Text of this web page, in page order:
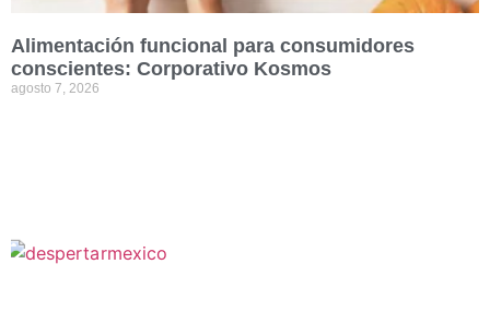
Alimentación funcional para consumidores
conscientes: Corporativo Kosmos
agosto 7, 2026